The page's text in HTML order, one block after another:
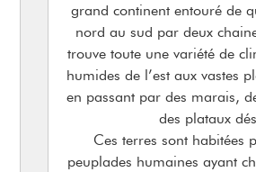
grand continent entouré de
nord au sud par deux
trouve toute une variété de
humides de l’est aux vastes
en passant par des marais,
des plataux
Ces terres sont habitées
peuplades humaines ayant